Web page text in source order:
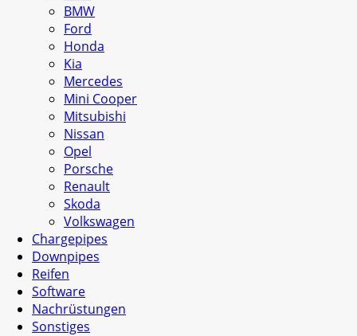
BMW
Ford
Honda
Kia
Mercedes
Mini Cooper
Mitsubishi
Nissan
Opel
Porsche
Renault
Skoda
Volkswagen
Chargepipes
Downpipes
Reifen
Software
Nachrüstungen
Sonstiges